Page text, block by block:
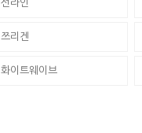
선라인
쯔리겐
화이트웨이브